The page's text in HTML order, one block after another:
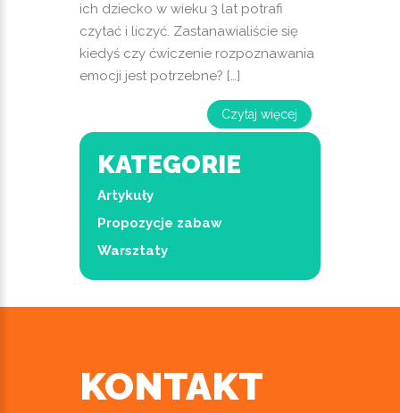
ich dziecko w wieku 3 lat potrafi
czytać i liczyć. Zastanawialiście się
kiedyś czy ćwiczenie rozpoznawania
emocji jest potrzebne? […]
Czytaj więcej
KATEGORIE
Artykuły
Propozycje zabaw
Warsztaty
KONTAKT